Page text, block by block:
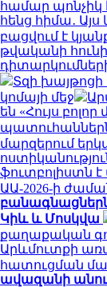
համար
հենց հիմա․
բացվում է
թվականի
Տզի խայթոցի
կոմայի մեջ
են «Հույս
մարզերում
ֆուտբոլիստն
ԱԱ-2026-ի
բանագնացներն
Կիև և Մոսկվա
քաղաքական
Արևմուտքի
հատուցման
ավազանի